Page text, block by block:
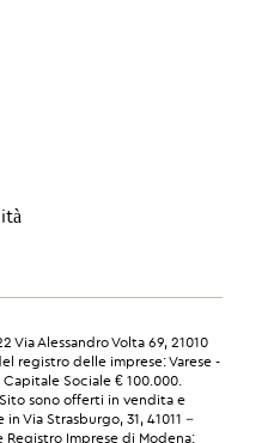
Via Alessandro Volta 69, 21010
registro delle imprese: Varese -
Sociale € 100.000.
sono offerti in vendita e
Via Strasburgo, 31, 41011 –
Registro Imprese di Modena: